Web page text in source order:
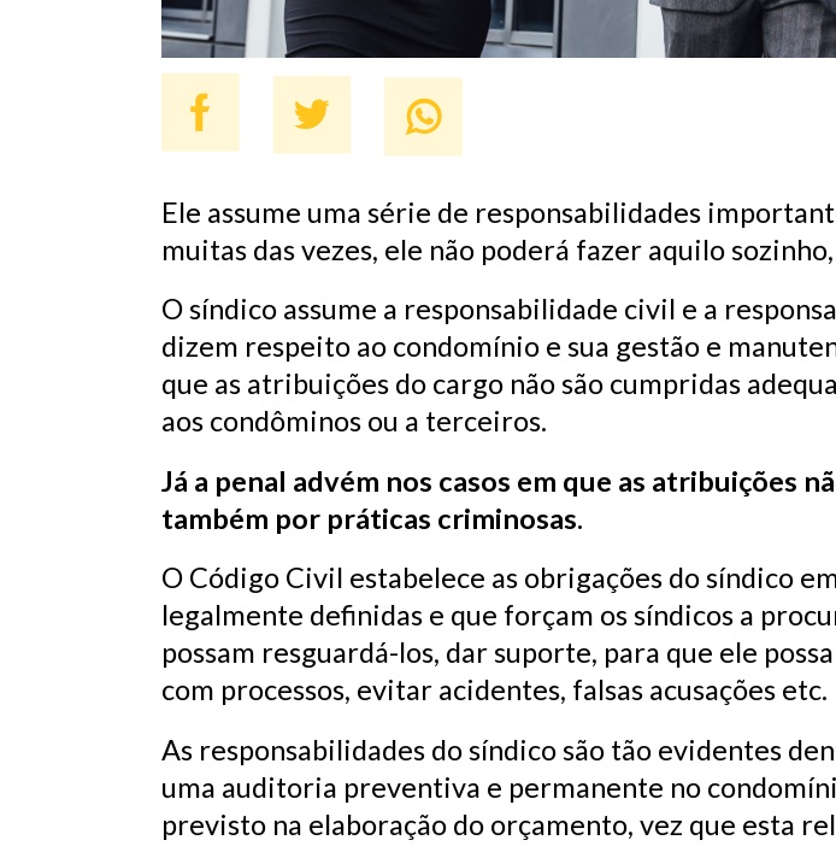
Ele assume uma série de responsabilidades
muitas das vezes, ele não poderá fazer aquilo
O síndico assume a responsabilidade civil e a
dizem respeito ao condomínio e sua gestão e
que as atribuições do cargo não são cumpridas
aos condôminos ou a terceiros.
Já a penal advém nos casos em que as atribuições
também por práticas criminosas.
O Código Civil estabelece as obrigações do síndico
legalmente definidas e que forçam os síndicos a
possam resguardá-los, dar suporte, para que ele
com processos, evitar acidentes, falsas acusações etc.
As responsabilidades do síndico são tão evidentes
uma auditoria preventiva e permanente no
previsto na elaboração do orçamento, vez que esta